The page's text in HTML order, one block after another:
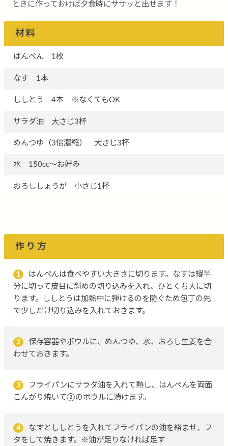
ときに作っておけば夕食時にササッと出せます！
材料
はんぺん 1枚
なす 1本
ししとう 4本 ※なくてもOK
サラダ油 大さじ3杯
めんつゆ（3倍濃縮） 大さじ3杯
水 150cc〜お好み
おろししょうが 小さじ1杯
作り方
1
はんぺんは食べやすい大きさに切ります。なすは縦半
分に切って皮目に斜めの切り込みを入れ、ひとくち大に切
ります。ししとうは加熱中に弾けるのを防ぐため包丁の先
で少しだけ切り込みを入れておきます。
2
保存容器やボウルに、めんつゆ、水、おろし生姜を合
わせておきます。
3
フライパンにサラダ油を入れて熱し、はんぺんを両面
こんがり焼いて②のボウルに漬けます。
4
なすとししとうを入れてフライパンの油を絡ませ、フ
タをして焼きます。※油が足りなければ足す